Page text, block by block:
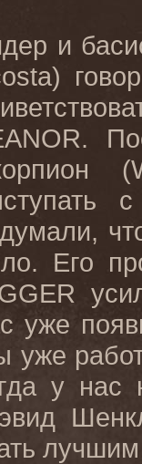
и
Его
уже
уже
у нас